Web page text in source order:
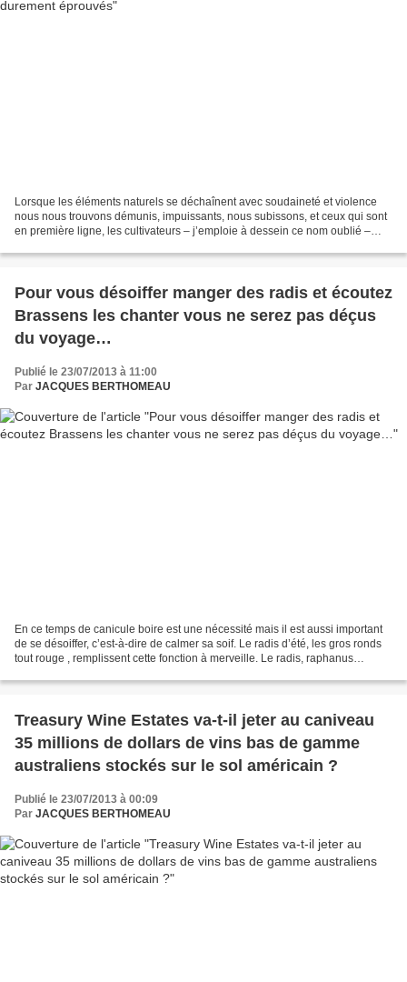
Lorsque les éléments naturels se déchaînent avec soudaineté et violence
nous nous trouvons démunis, impuissants, nous subissons, et ceux qui sont
en première ligne, les cultivateurs – j’emploie à dessein ce nom oublié –
Pour vous désoiffer manger des radis et écoutez
Brassens les chanter vous ne serez pas déçus
du voyage…
Publié le 23/07/2013 à 11:00
Par JACQUES BERTHOMEAU
En ce temps de canicule boire est une nécessité mais il est aussi important
de se désoiffer, c’est-à-dire de calmer sa soif. Le radis d’été, les gros ronds
tout rouge , remplissent cette fonction à merveille. Le radis, raphanus
Treasury Wine Estates va-t-il jeter au caniveau
35 millions de dollars de vins bas de gamme
australiens stockés sur le sol américain ?
Publié le 23/07/2013 à 00:09
Par JACQUES BERTHOMEAU